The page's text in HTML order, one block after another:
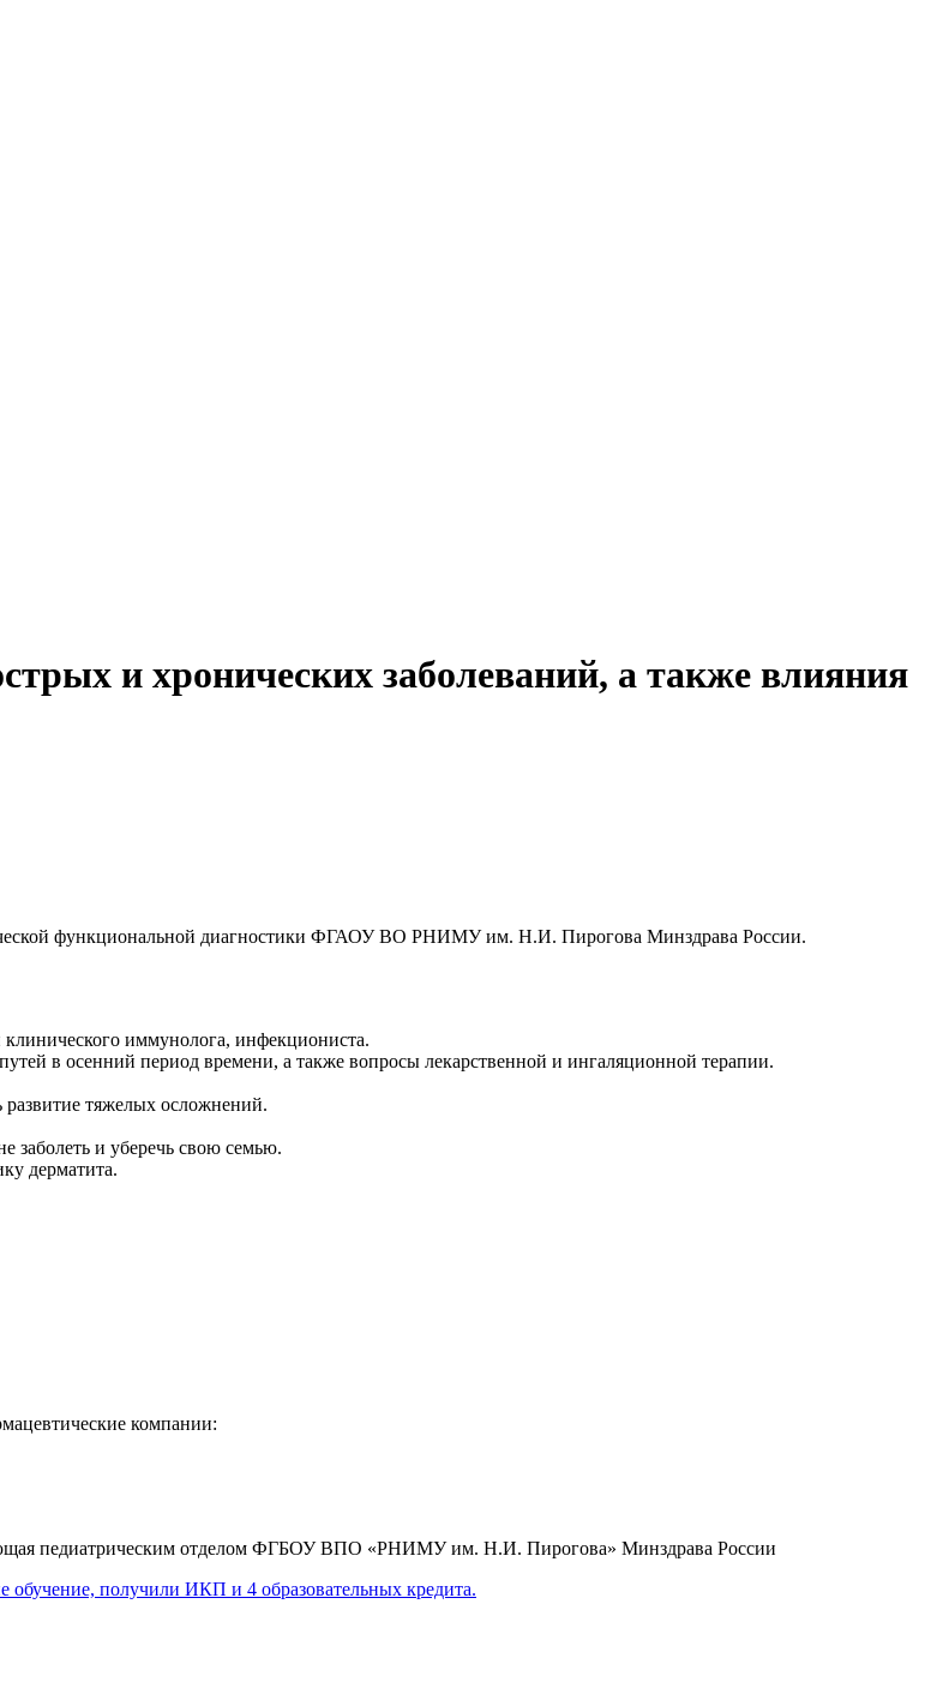
и хронических заболеваний, а также влияния
функциональной диагностики ФГАОУ ВО РНИМУ им. Н.И. Пирогова Минздрава России.
иммунолога, инфекциониста.
в осенний период времени, а также вопросы лекарственной и ингаляционной терапии.
тяжелых осложнений.
заболеть и уберечь свою семью.
дерматита.
компании:
педиатрическим отделом ФГБОУ ВПО «РНИМУ им. Н.И. Пирогова» Минздрава России
получили ИКП и 4 образовательных кредита.